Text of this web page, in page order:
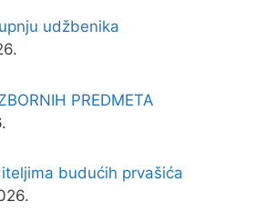
udžbenika
PREDMETA
budućih prvašića